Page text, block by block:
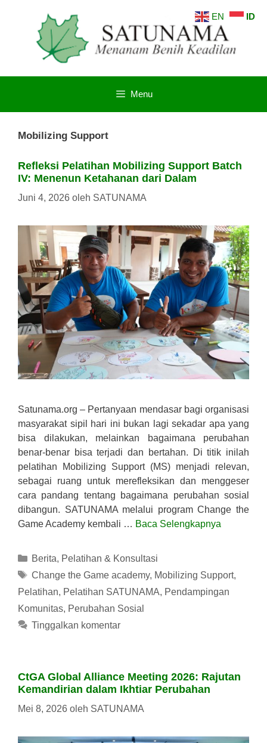
Menu
Mobilizing Support
Refleksi Pelatihan Mobilizing Support Batch
IV: Menenun Ketahanan dari Dalam
Juni 4, 2026 oleh SATUNAMA
Satunama.org – Pertanyaan mendasar bagi organisasi
masyarakat sipil hari ini bukan lagi sekadar apa yang
bisa dilakukan, melainkan bagaimana perubahan
benar-benar bisa terjadi dan bertahan. Di titik inilah
pelatihan Mobilizing Support (MS) menjadi relevan,
sebagai ruang untuk merefleksikan dan menggeser
cara pandang tentang bagaimana perubahan sosial
dibangun. SATUNAMA melalui program Change the
Game Academy kembali … Baca Selengkapnya
Kategori
Berita, Pelatihan & Konsultasi
Tag
Change the Game academy, Mobilizing Support,
Pelatihan, Pelatihan SATUNAMA, Pendampingan
Komunitas, Perubahan Sosial
Tinggalkan komentar
CtGA Global Alliance Meeting 2026: Rajutan
Kemandirian dalam Ikhtiar Perubahan
Mei 8, 2026 oleh SATUNAMA
EN ID